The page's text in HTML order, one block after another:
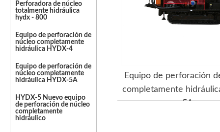
Perforadora de núcleo
totalmente hidráulica
hydx - 800
Equipo de perforación de
núcleo completamente
hidráulica HYDX-4
Equipo de perforación de
núcleo completamente
hidráulica HYDX-5A
HYDX-5 Nuevo equipo
de perforación de núcleo
completamente
hidráulico
Equipo de perforación
completamente
5A